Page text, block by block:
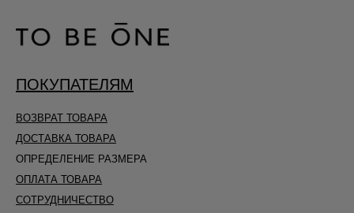
ПОКУПАТЕЛЯМ
ВОЗВРАТ ТОВАРА
ДОСТАВКА ТОВАРА
ОПРЕДЕЛЕНИЕ РАЗМЕРА
ОПЛАТА ТОВАРА
СОТРУДНИЧЕСТВО